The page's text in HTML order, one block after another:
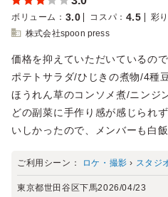
ボリューム ： 3.0 コスパ ： 4.5 彩り
株式会社spoon press
価格を抑えていただいているの
ポテトサラダ/ひじきの煮物/4種
ほうれん草のコンソメ煮/ニンジ
どの副菜に手作り感が感じられ
いしかったので、メンバーも白
ご利用シーン： ロケ・撮影 › スタジ
東京都世田谷区下馬2026/04/23